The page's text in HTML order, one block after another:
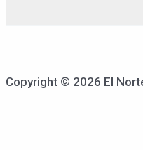
Copyright © 2026 El